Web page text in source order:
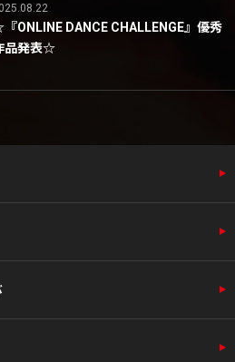
ONLINE DANCE CHALLENGE』優秀
品発表☆